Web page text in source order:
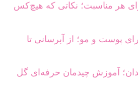
هر مناسبت؛ نکاتی که هیچ‌کس
پوست و مو؛ از آبرسانی تا
آموزش چیدمان حرفه‌ای گل